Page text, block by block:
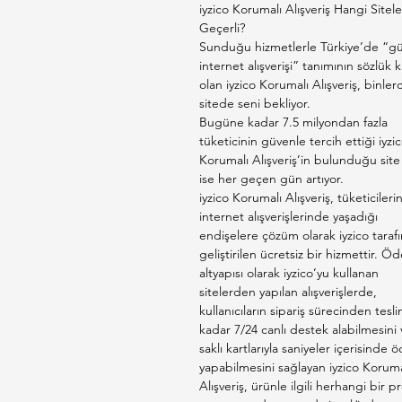
iyzico Korumalı Alışveriş Hangi
Geçerli?
Sunduğu hizmetlerle Türkiye’de
internet alışverişi” tanımının sözlük
olan iyzico Korumalı Alışveriş,
sitede seni bekliyor.
Bugüne kadar 7.5 milyondan fazla
tüketicinin güvenle tercih ettiği
Korumalı Alışveriş’in bulunduğu site
ise her geçen gün artıyor.
iyzico Korumalı Alışveriş, tüketicilerin
internet alışverişlerinde yaşadığı
endişelere çözüm olarak iyzico
geliştirilen ücretsiz bir hizmettir.
altyapısı olarak iyzico’yu kullanan
sitelerden yapılan alışverişlerde,
kullanıcıların sipariş sürecinden
kadar 7/24 canlı destek alabilmesini
saklı kartlarıyla saniyeler içerisinde
yapabilmesini sağlayan iyzico
Alışveriş, ürünle ilgili herhangi bir